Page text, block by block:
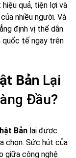
quả, tiện lợi và
nhiều người. Và
định vị thế dẫn
quốc tế ngay trên
Bản Lại
Đầu?
Bản lại được
chọn. Sức hút của
giữa công nghệ